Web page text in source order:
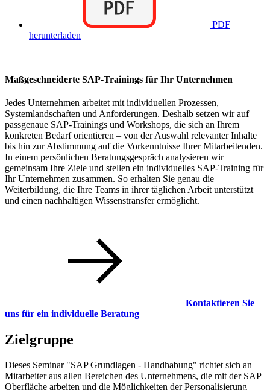
PDF
herunterladen
Maßgeschneiderte SAP-Trainings für Ihr Unternehmen
Jedes Unternehmen arbeitet mit individuellen Prozessen,
Systemlandschaften und Anforderungen. Deshalb setzen wir auf
passgenaue SAP-Trainings und Workshops, die sich an Ihrem
konkreten Bedarf orientieren – von der Auswahl relevanter Inhalte
bis hin zur Abstimmung auf die Vorkenntnisse Ihrer Mitarbeitenden.
In einem persönlichen Beratungsgespräch analysieren wir
gemeinsam Ihre Ziele und stellen ein individuelles SAP-Training für
Ihr Unternehmen zusammen. So erhalten Sie genau die
Weiterbildung, die Ihre Teams in ihrer täglichen Arbeit unterstützt
und einen nachhaltigen Wissenstransfer ermöglicht.
Kontaktieren Sie
uns für ein individuelle Beratung
Zielgruppe
Dieses Seminar "SAP Grundlagen - Handhabung" richtet sich an
Mitarbeiter aus allen Bereichen des Unternehmens, die mit der SAP
Oberfläche arbeiten und die Möglichkeiten der Personalisierung